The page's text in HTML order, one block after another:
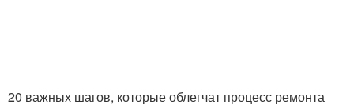
20 важных шагов, которые облегчат процесс ремонта